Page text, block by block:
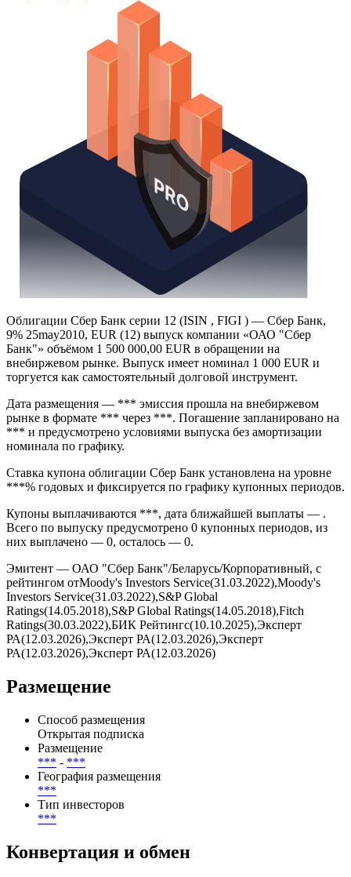
Облигации Сбер Банк серии 12 (ISIN , FIGI ) — Сбер Банк,
9% 25may2010, EUR (12) выпуск компании «ОАО "Сбер
Банк"» объёмом 1 500 000,00 EUR в обращении на
внебиржевом рынке. Выпуск имеет номинал 1 000 EUR и
торгуется как самостоятельный долговой инструмент.
Дата размещения — *** эмиссия прошла на внебиржевом
рынке в формате *** через ***. Погашение запланировано на
*** и предусмотрено условиями выпуска без амортизации
номинала по графику.
Ставка купона облигации Сбер Банк установлена на уровне
***% годовых и фиксируется по графику купонных периодов.
Купоны выплачиваются ***, дата ближайшей выплаты — .
Всего по выпуску предусмотрено 0 купонных периодов, из
них выплачено — 0, осталось — 0.
Эмитент — ОАО "Сбер Банк"/Беларусь/Корпоративный, с
рейтингом отMoody's Investors Service(31.03.2022),Moody's
Investors Service(31.03.2022),S&P Global
Ratings(14.05.2018),S&P Global Ratings(14.05.2018),Fitch
Ratings(30.03.2022),БИК Рейтингс(10.10.2025),Эксперт
РА(12.03.2026),Эксперт РА(12.03.2026),Эксперт
РА(12.03.2026),Эксперт РА(12.03.2026)
Размещение
Способ размещения
Открытая подписка
Размещение
*** - ***
География размещения
***
Тип инвесторов
***
Конвертация и обмен